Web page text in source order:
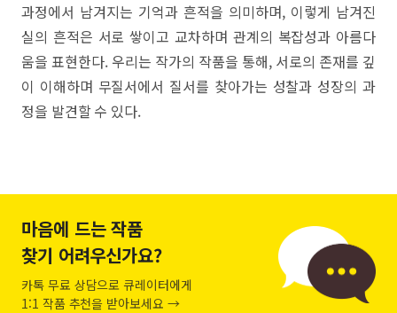
과정에서 남겨지는 기억과 흔적을 의미하며, 이렇게 남겨진
실의 흔적은 서로 쌓이고 교차하며 관계의 복잡성과 아름다
움을 표현한다. 우리는 작가의 작품을 통해, 서로의 존재를 깊
이 이해하며 무질서에서 질서를 찾아가는 성찰과 성장의 과
정을 발견할 수 있다.
마음에 드는 작품
찾기 어려우신가요?
카톡 무료 상담으로 큐레이터에게
1:1 작품 추천을 받아보세요 →